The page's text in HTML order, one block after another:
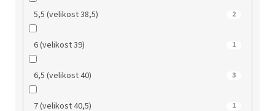
5,5 (velikost 38,5) 2
6 (velikost 39) 1
6,5 (velikost 40) 3
7 (velikost 40,5) 1